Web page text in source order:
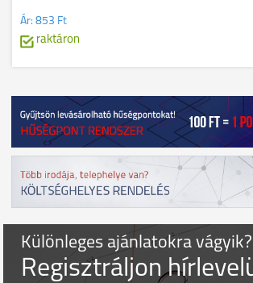
Ár: 853 Ft
raktáron
Különleges ajánlatokra vágyik?
Regisztráljon